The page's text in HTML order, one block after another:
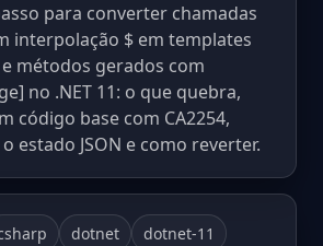
para converter chamadas
interpolação $ em templates
métodos gerados com
no .NET 11: o que quebra,
código base com CA2254,
estado JSON e como reverter.
dotnet dotnet-11